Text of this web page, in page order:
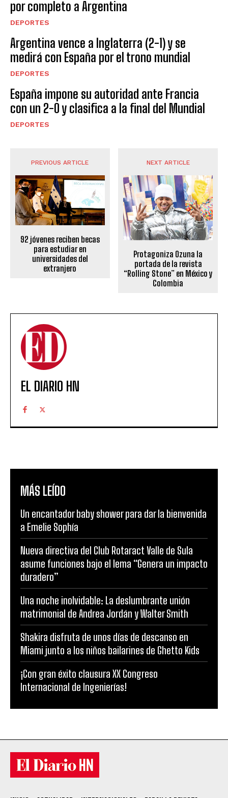
por completo a Argentina
DEPORTES
Argentina vence a Inglaterra (2-1) y se
medirá con España por el trono mundial
DEPORTES
España impone su autoridad ante Francia
con un 2-0 y clasifica a la final del Mundial
DEPORTES
PREVIOUS ARTICLE
92 jóvenes reciben becas
para estudiar en
universidades del
extranjero
NEXT ARTICLE
Protagoniza Ozuna la
portada de la revista
“Rolling Stone” en México y
Colombia
EL DIARIO HN
MÁS LEÍDO
Un encantador baby shower para dar la bienvenida
a Emelie Sophía
Nueva directiva del Club Rotaract Valle de Sula
asume funciones bajo el lema “Genera un impacto
duradero”
Una noche inolvidable: La deslumbrante unión
matrimonial de Andrea Jordán y Walter Smith
Shakira disfruta de unos días de descanso en
Miami junto a los niños bailarines de Ghetto Kids
¡Con gran éxito clausura XX Congreso
Internacional de Ingenierías!